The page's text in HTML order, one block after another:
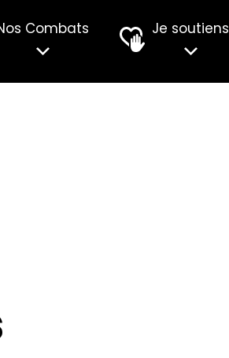
Combats Je soutiens